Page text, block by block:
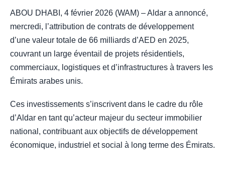
ABOU DHABI, 4 février 2026 (WAM) – Aldar a annoncé,
mercredi, l’attribution de contrats de développement
d’une valeur totale de 66 milliards d’AED en 2025,
couvrant un large éventail de projets résidentiels,
commerciaux, logistiques et d’infrastructures à travers les
Émirats arabes unis.
Ces investissements s’inscrivent dans le cadre du rôle
d’Aldar en tant qu’acteur majeur du secteur immobilier
national, contribuant aux objectifs de développement
économique, industriel et social à long terme des Émirats.